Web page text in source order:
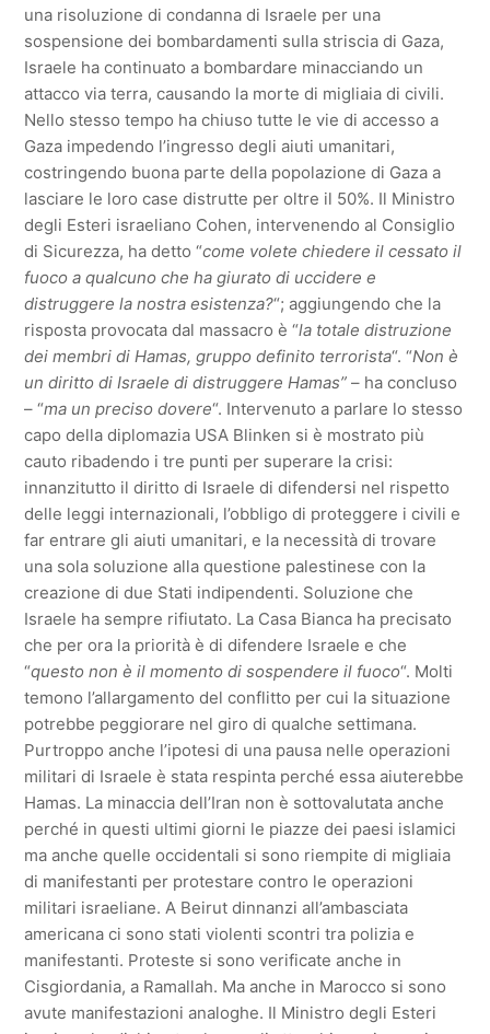
una risoluzione di condanna di Israele per una
sospensione dei bombardamenti sulla striscia di Gaza,
Israele ha continuato a bombardare minacciando un
attacco via terra, causando la morte di migliaia di civili.
Nello stesso tempo ha chiuso tutte le vie di accesso a
Gaza impedendo l’ingresso degli aiuti umanitari,
costringendo buona parte della popolazione di Gaza a
lasciare le loro case distrutte per oltre il 50%. Il Ministro
degli Esteri israeliano Cohen, intervenendo al Consiglio
di Sicurezza, ha detto “come volete chiedere il cessato il
fuoco a qualcuno che ha giurato di uccidere e
distruggere la nostra esistenza?“; aggiungendo che la
risposta provocata dal massacro è “la totale distruzione
dei membri di Hamas, gruppo definito terrorista“. “Non è
un diritto di Israele di distruggere Hamas”– ha concluso
– “ma un preciso dovere“. Intervenuto a parlare lo stesso
capo della diplomazia USA Blinken si è mostrato più
cauto ribadendo i tre punti per superare la crisi:
innanzitutto il diritto di Israele di difendersi nel rispetto
delle leggi internazionali, l’obbligo di proteggere i civili e
far entrare gli aiuti umanitari, e la necessità di trovare
una sola soluzione alla questione palestinese con la
creazione di due Stati indipendenti. Soluzione che
Israele ha sempre rifiutato. La Casa Bianca ha precisato
che per ora la priorità è di difendere Israele e che
“questo non è il momento di sospendere il fuoco“. Molti
temono l’allargamento del conflitto per cui la situazione
potrebbe peggiorare nel giro di qualche settimana.
Purtroppo anche l’ipotesi di una pausa nelle operazioni
militari di Israele è stata respinta perché essa aiuterebbe
Hamas. La minaccia dell’Iran non è sottovalutata anche
perché in questi ultimi giorni le piazze dei paesi islamici
ma anche quelle occidentali si sono riempite di migliaia
di manifestanti per protestare contro le operazioni
militari israeliane. A Beirut dinnanzi all’ambasciata
americana ci sono stati violenti scontri tra polizia e
manifestanti. Proteste si sono verificate anche in
Cisgiordania, a Ramallah. Ma anche in Marocco si sono
avute manifestazioni analoghe. Il Ministro degli Esteri